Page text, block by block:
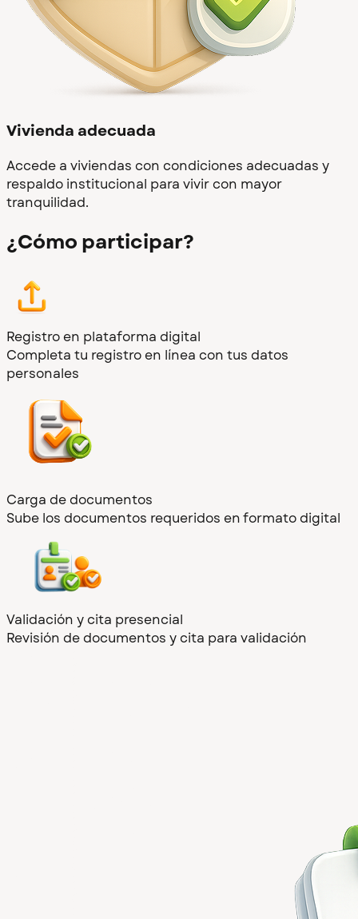
Vivienda adecuada
Accede a viviendas con condiciones adecuadas y
respaldo institucional para vivir con mayor
tranquilidad.
¿Cómo participar?
Registro en plataforma digital
Completa tu registro en línea con tus datos
personales
Carga de documentos
Sube los documentos requeridos en formato digital
Validación y cita presencial
Revisión de documentos y cita para validación